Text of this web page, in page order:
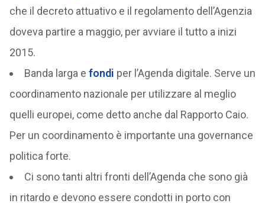
che il decreto attuativo e il regolamento dell’Agenzia
doveva partire a maggio, per avviare il tutto a inizi
2015.
Banda larga e fondi per l’Agenda digitale. Serve un
coordinamento nazionale per utilizzare al meglio
quelli europei, come detto anche dal Rapporto Caio.
Per un coordinamento è importante una governance
politica forte.
Ci sono tanti altri fronti dell’Agenda che sono già
in ritardo e devono essere condotti in porto con